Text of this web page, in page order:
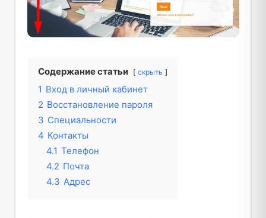
Содержание статьи скрыть
1 Вход в личный кабинет
2 Восстановление пароля
3 Специальности
4 Контакты
4.1 Телефон
4.2 Почта
4.3 Адрес